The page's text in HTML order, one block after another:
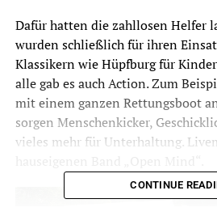
Dafür hatten die zahllosen Helfer
wurden schließlich für ihren
Klassikern wie Hüpfburg für
alle gab es auch Action. Zum
mit einem ganzen Rettungsboot
sorgen Menschenkicker,
vieles mehr für Unterhaltung.
CONTINUE